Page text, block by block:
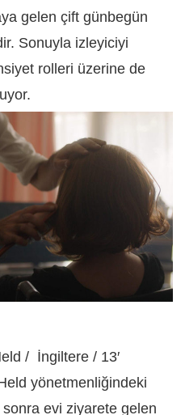
gelen çift günbegün
Sonuyla izleyiciyi
rolleri üzerine de
/ İngiltere / 13′
yönetmenliğindeki
sonra evi ziyarete gelen